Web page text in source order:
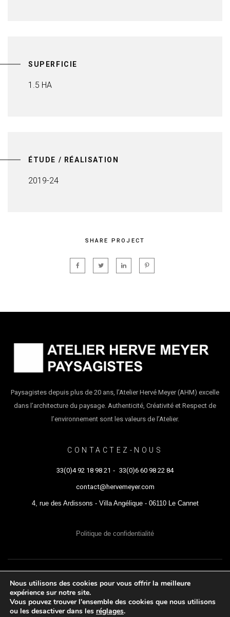
SUPERFICIE
1.5 HA
ÉTUDE / RÉALISATION
2019-24
SHARE PROJECT
Paysagistes depuis plus de 20 ans, l’Atelier Hervé Meyer (AHM) excelle
dans l’architecture du paysage. Authenticité, Créativité et Respect de
l’environnement sont les valeurs de l’Atelier.
CONTACTEZ-NOUS
33(0)4 92 18 98 21 - 33(0)6 60 98 22 84
contact@hervemeyer.com
4, rue des Ardissons - Villa Angélique - 06110 Le Cannet
Politique de confidentialité
ATELIER HERVÉ MEYER © 2021 - Tous droits réservés
Nous utilisons des cookies pour vous offrir la meilleure
expérience sur notre site.
Vous pouvez trouver l'ensemble des cookies que nous utilisons
ou les desactiver dans les réglages.